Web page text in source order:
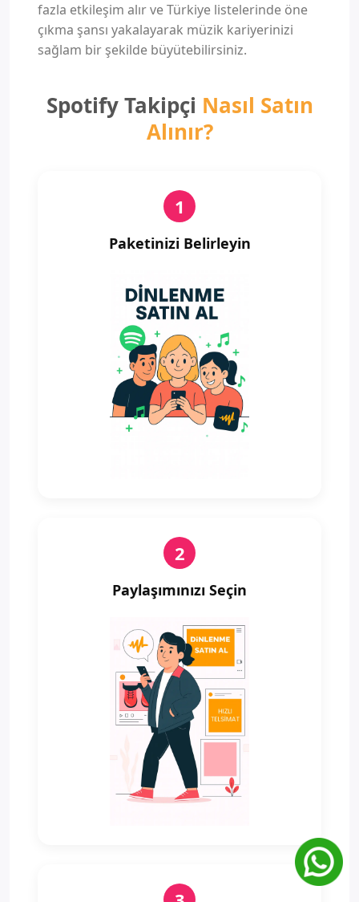
fazla etkileşim alır ve Türkiye listelerinde öne
çıkma şansı yakalayarak müzik kariyerinizi
sağlam bir şekilde büyütebilirsiniz.
Spotify Takipçi Nasıl Satın
Alınır?
1
Paketinizi Belirleyin
2
Paylaşımınızı Seçin